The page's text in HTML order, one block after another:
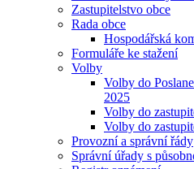
Zastupitelstvo obce
Rada obce
Hospodářská
Formuláře ke stažení
Volby
Volby do
2025
Volby do
Volby do
Provozní a správní řády
Správní úřady s